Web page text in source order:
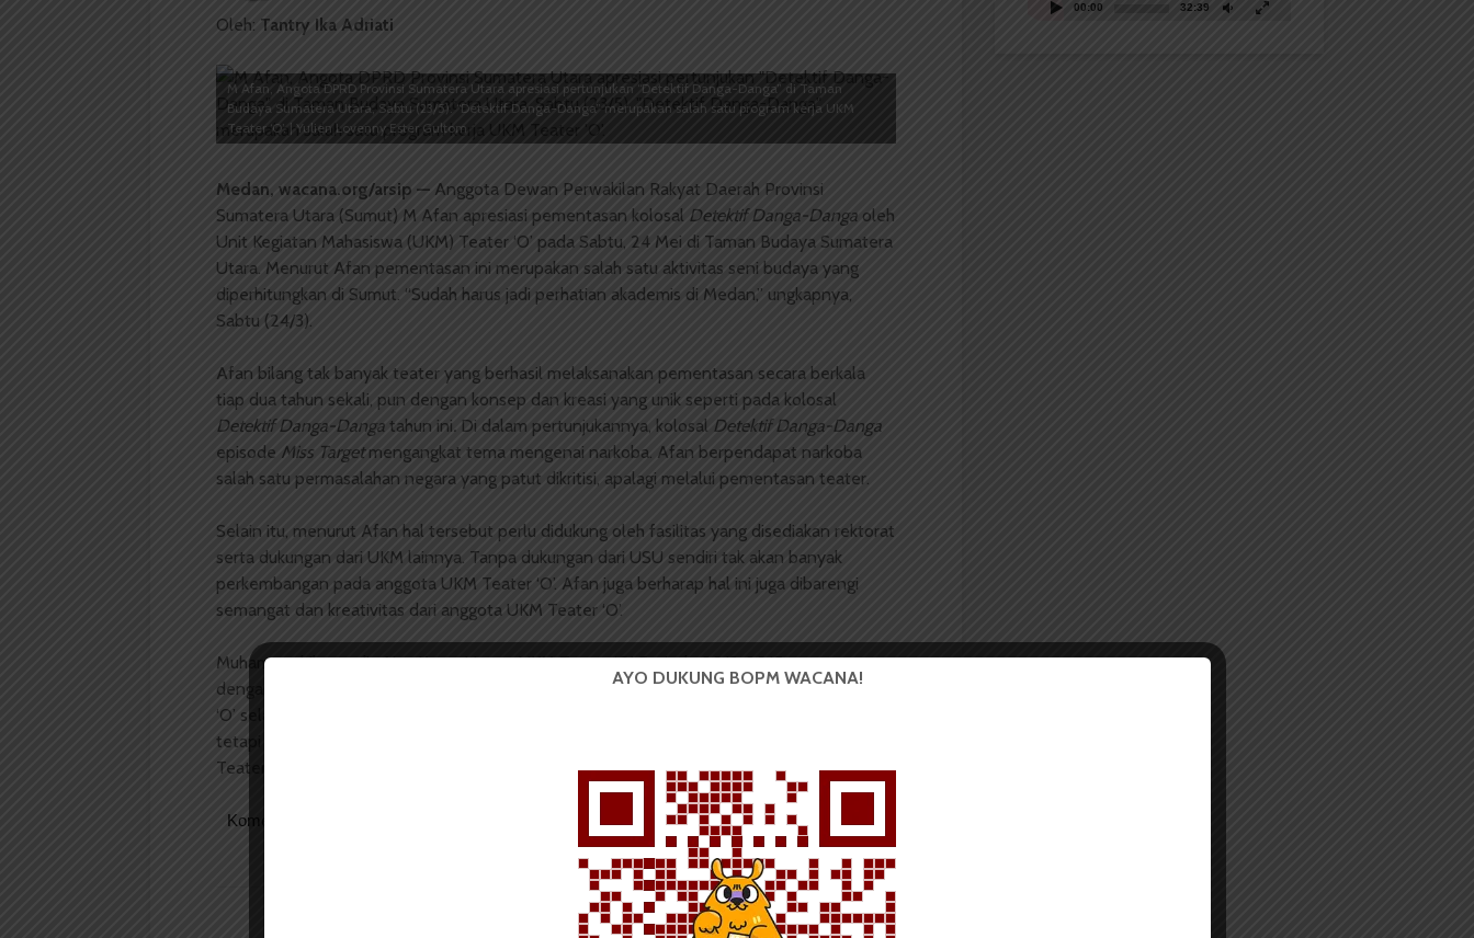
Oleh: Tantry Ika Adriati
M Afan, Angota DPRD Provinsi Sumatera Utara apresiasi pertunjukan “Detektif Danga-Danga” di Taman
Budaya Sumatera Utara, Sabtu (23/5). “Detektif Danga-Danga” merupakan salah satu program kerja UKM
Teater ‘O’. | Yulien Lovenny Ester Gultom
Medan, wacana.org/arsip — Anggota Dewan Perwakilan Rakyat Daerah Provinsi
Sumatera Utara (Sumut) M Afan apresiasi pementasan kolosal Detektif Danga-Danga oleh
Unit Kegiatan Mahasiswa (UKM) Teater ‘O’ pada Sabtu, 24 Mei di Taman Budaya Sumatera
Utara. Menurut Afan pementasan ini merupakan salah satu aktivitas seni budaya yang
diperhitungkan di Sumut. “Sudah harus jadi perhatian akademis di Medan,” ungkapnya,
Sabtu (24/3).
Afan bilang tak banyak teater yang berhasil melaksanakan pementasan secara berkala
tiap dua tahun sekali, pun dengan konsep dan kreasi yang unik seperti pada kolosal
Detektif Danga-Danga tahun ini. Di dalam pertunjukannya, kolosal Detektif Danga-Danga
episode Miss Targetmengangkat tema mengenai narkoba. Afan berpendapat narkoba
salah satu permasalahan negara yang patut dikritisi, apalagi melalui pementasan teater.
Selain itu, menurut Afan hal tersebut perlu didukung oleh fasilitas yang disediakan rektorat
serta dukungan dari UKM lainnya. Tanpa dukungan dari USU sendiri tak akan banyak
perkembangan pada anggota UKM Teater ‘O’. Afan juga berharap hal ini juga dibarengi
semangat dan kreativitas dari anggota UKM Teater ‘O’.
Muhammad Ihsanudin Nst, Ketua Umum UKM Teater ‘O’ Periode 2013-2015 senang
dengan apresiasi Afan. Ia bilang hal itu merupakan hasil kerja keras anggota UKM Teater
‘O’ selama lima bulan mempersiapkan pementasan ini. Ia berharap tak hanya dari Afan,
tetapi rektorat dan
Teater ‘O’.
Komentar Facebook Anda
00:00 32:39
AYO DUKUNG BOPM WACANA!